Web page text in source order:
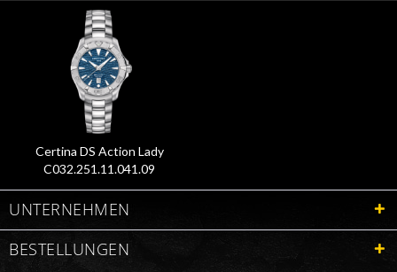
Certina DS Action Lady
C032.251.11.041.09
UNTERNEHMEN
BESTELLUNGEN